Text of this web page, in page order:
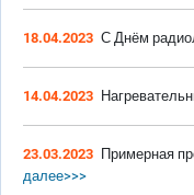
18.04.2023 С Днём
14.04.2023
23.03.2023 Примерная
далее>>>